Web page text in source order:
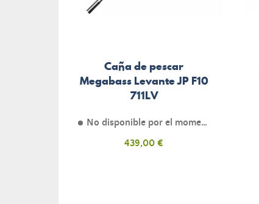
Caña de pescar
Megabass Levante JP F10
711LV
No disponible por el momento
Precio
439,00 €